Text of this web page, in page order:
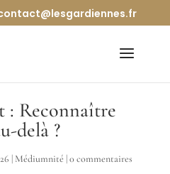
: Reconnaître
delà ?
| Médiumnité |0 commentaires